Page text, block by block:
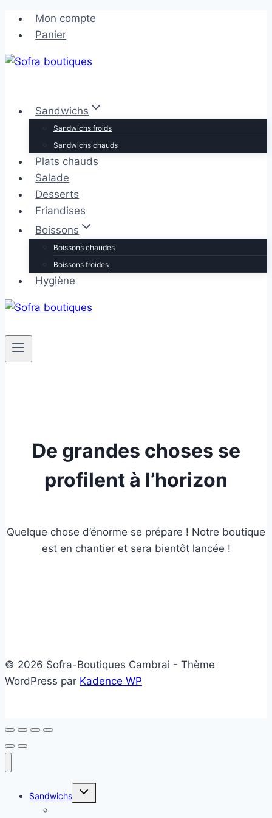
Aller
contenu
Aller
contenu
Mon compte
Panier
Sandwichs
Sandwichs froids
Sandwichs chauds
Plats chauds
Salade
Desserts
Friandises
Boissons
Boissons chaudes
Boissons froides
Hygiène
De grandes choses se
profilent à l’horizon
Quelque chose d’énorme se prépare ! Notre boutique
est en chantier et sera bientôt lancée !
© 2026 Sofra-Boutiques Cambrai - Thème
WordPress par Kadence WP
Sandwichs
Ouvrir/fermer